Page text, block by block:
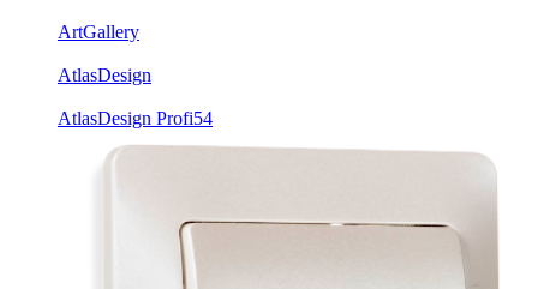
ArtGallery
AtlasDesign
AtlasDesign Profi54